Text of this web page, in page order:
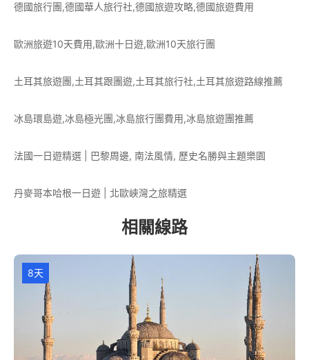
德國旅行團,德國華人旅行社,德國旅遊攻略,德國旅遊費用
歐洲旅遊10天費用,歐洲十日遊,歐洲10天旅行團
土耳其旅遊團,土耳其跟團遊,土耳其旅行社,土耳其旅遊路線推薦
冰島環島遊,冰島極光團,冰島旅行團費用,冰島旅遊團推薦
法國一日遊精選 | 巴黎周邊, 南法風情, 歷史名勝與主題樂園
丹麥哥本哈根一日遊 | 北歐峽灣之旅精選
相關線路
8天